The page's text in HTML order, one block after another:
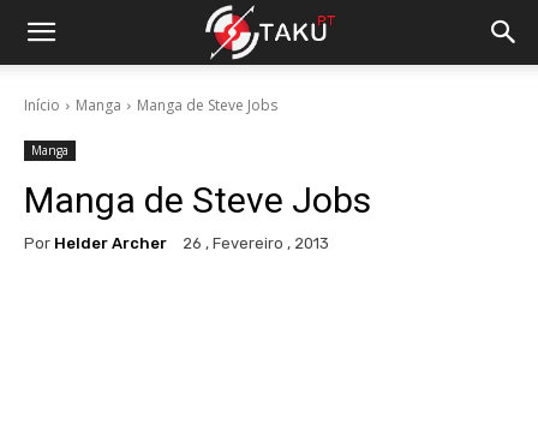
Início Manga Manga de Steve Jobs
Manga
Manga de Steve Jobs
Por Helder Archer 26 , Fevereiro , 2013